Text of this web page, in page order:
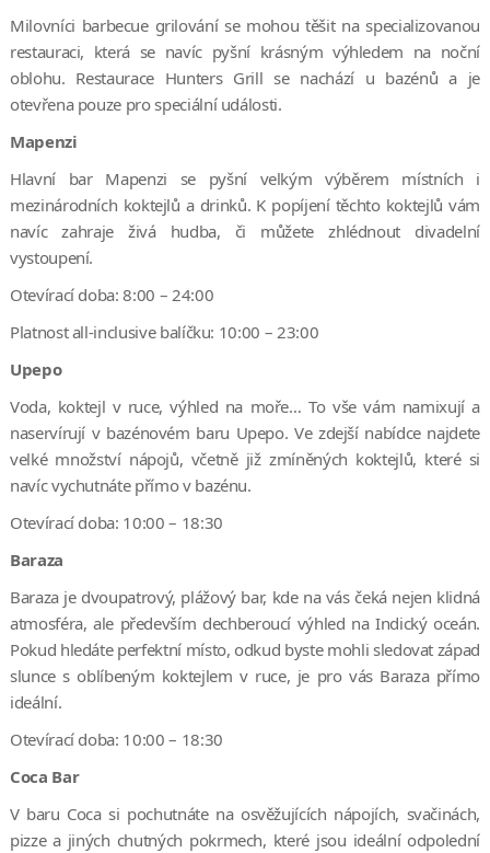
Milovníci barbecue grilování se mohou těšit na specializovanou
restauraci, která se navíc pyšní krásným výhledem na noční
oblohu. Restaurace Hunters Grill se nachází u bazénů a je
otevřena pouze pro speciální události.
Mapenzi
Hlavní bar Mapenzi se pyšní velkým výběrem místních i
mezinárodních koktejlů a drinků. K popíjení těchto koktejlů vám
navíc zahraje živá hudba, či můžete zhlédnout divadelní
vystoupení.
Otevírací doba: 8:00 – 24:00
Platnost all-inclusive balíčku: 10:00 – 23:00
Upepo
Voda, koktejl v ruce, výhled na moře… To vše vám namixují a
naservírují v bazénovém baru Upepo. Ve zdejší nabídce najdete
velké množství nápojů, včetně již zmíněných koktejlů, které si
navíc vychutnáte přímo v bazénu.
Otevírací doba: 10:00 – 18:30
Baraza
Baraza je dvoupatrový, plážový bar, kde na vás čeká nejen klidná
atmosféra, ale především dechberoucí výhled na Indický oceán.
Pokud hledáte perfektní místo, odkud byste mohli sledovat západ
slunce s oblíbeným koktejlem v ruce, je pro vás Baraza přímo
ideální.
Otevírací doba: 10:00 – 18:30
Coca Bar
V baru Coca si pochutnáte na osvěžujících nápojích, svačinách,
pizze a jiných chutných pokrmech, které jsou ideální odpolední